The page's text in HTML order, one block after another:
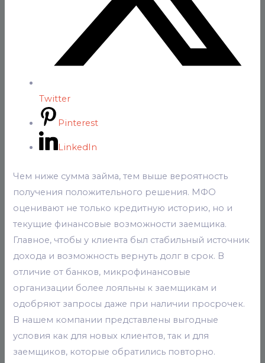
Twitter
Pinterest
LinkedIn
Чем ниже сумма займа, тем выше вероятность
получения положительного решения. МФО
оценивают не только кредитную историю, но и
текущие финансовые возможности заемщика.
Главное, чтобы у клиента был стабильный источник
дохода и возможность вернуть долг в срок. В
отличие от банков, микрофинансовые
организации более лояльны к заемщикам и
одобряют запросы даже при наличии просрочек.
В нашем компании представлены выгодные
условия как для новых клиентов, так и для
заемщиков, которые обратились повторно.